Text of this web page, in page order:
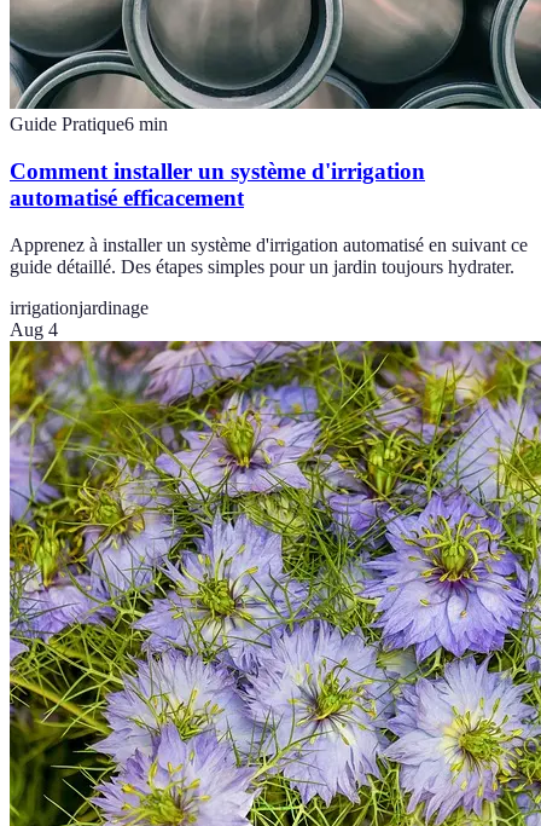
Guide Pratique6 min
Comment installer un système d'irrigation
automatisé efficacement
Apprenez à installer un système d'irrigation automatisé en suivant ce
guide détaillé. Des étapes simples pour un jardin toujours hydrater.
irrigationjardinage
Aug 4